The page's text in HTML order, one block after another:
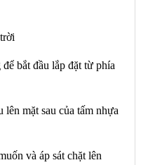
bắt đầu lắp đặt từ phía
mặt sau của tấm nhựa
và áp sát chặt lên